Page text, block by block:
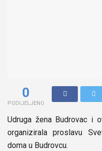
0
PODIJELJENO
Udruga žena Budrovac i
organizirala proslavu
doma u Budrovcu.